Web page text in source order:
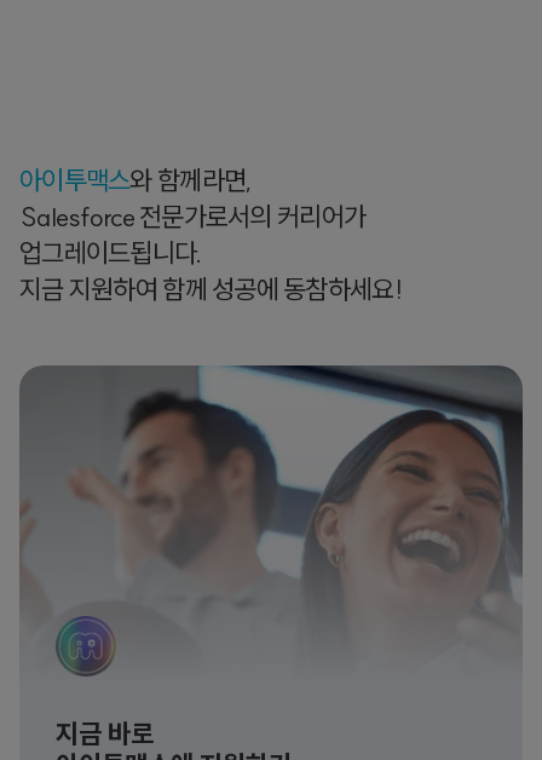
아이투맥스와 함께라면,
Salesforce 전문가로서의 커리어가
업그레이드됩니다.
지금 지원하여 함께 성공에 동참하세요!
지금 바로